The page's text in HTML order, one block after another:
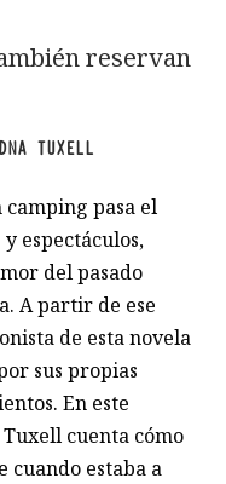
reservan
TUXELL
pasa el
espectáculos,
del pasado
A partir de ese
de esta novela
sus propias
En este
cuenta cómo
cuando estaba a